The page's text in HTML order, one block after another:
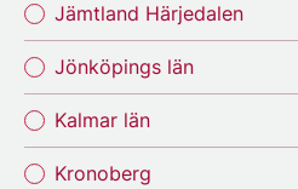
Jämtland Härjedalen
Jönköpings län
Kalmar län
Kronoberg